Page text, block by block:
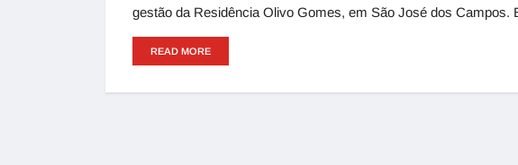
gestão da Residência Olivo Gomes, em São José dos Campos.
READ MORE